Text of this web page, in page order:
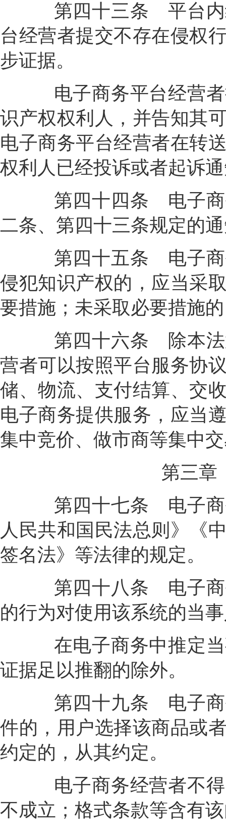
第四十三条 平台
台经营者提交不存在侵权
步证据。
电子商务平台经营者
识产权权利人，并告知其
电子商务平台经营者在转
权利人已经投诉或者起诉
第四十四条 电子
二条、第四十三条规定的
第四十五条 电子
侵犯知识产权的，应当采
要措施；未采取必要措施
第四十六条
除本
营者可以按照平台服务协
储、物流、支付结算、交
电子商务提供服务，应当
集中竞价、做市商等集中
第三章
第四十七条 电子
人民共和国民法总则》《
签名法》等法律的规定。
第四十八条 电子
的行为对使用该系统的当
在电子商务中推定当
证据足以推翻的除外。
第四十九条 电子
件的，用户选择该商品或
约定的，从其约定。
电子商务经营者不得
不成立；格式条款等含有